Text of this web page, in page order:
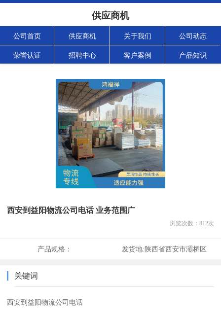
供应商机
公司首页 供应商机 关于我们 公司动态
荣誉认证 招聘中心 客户案例 产品知识
西安到益阳物流公司电话 业务范围广
浏览次数： 812次
产品规格： 发货地:陕西省西安市灞桥区
关键词
西安到益阳物流公司电话